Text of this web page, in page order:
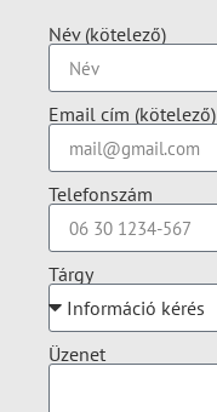
Név (kötelező)
Email cím (kötelező)
Telefonszám
Tárgy
Üzenet